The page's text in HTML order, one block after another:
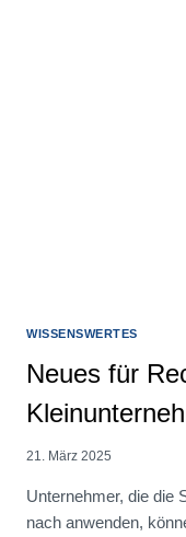
WISSENSWERTES
Neues für
21. März 2025
Unternehmer, die die
nach anwenden,